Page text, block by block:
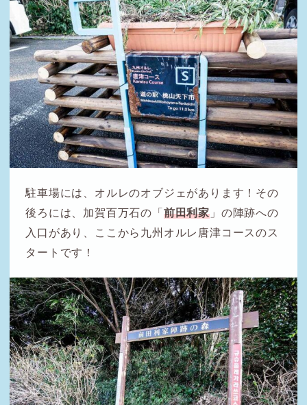
駐車場には、オルレのオブジェがあります！その
後ろには、加賀百万石の「 前田利家 」の陣跡への
入口があり、ここから九州オルレ唐津コースのス
タートです！